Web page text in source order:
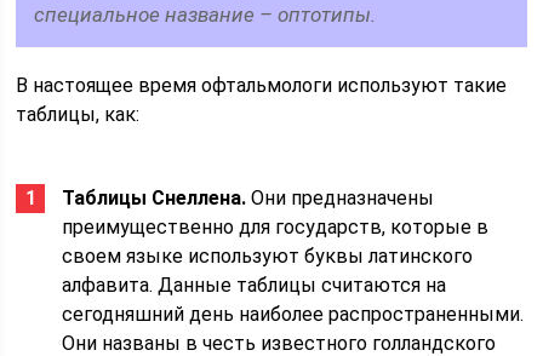
специальное название – оптотипы.
В настоящее время офтальмологи используют такие
таблицы, как:
Таблицы Снеллена. Они предназначены
преимущественно для государств, которые в
своем языке используют буквы латинского
алфавита. Данные таблицы считаются на
сегодняшний день наиболее распространенными.
Они названы в честь известного голландского